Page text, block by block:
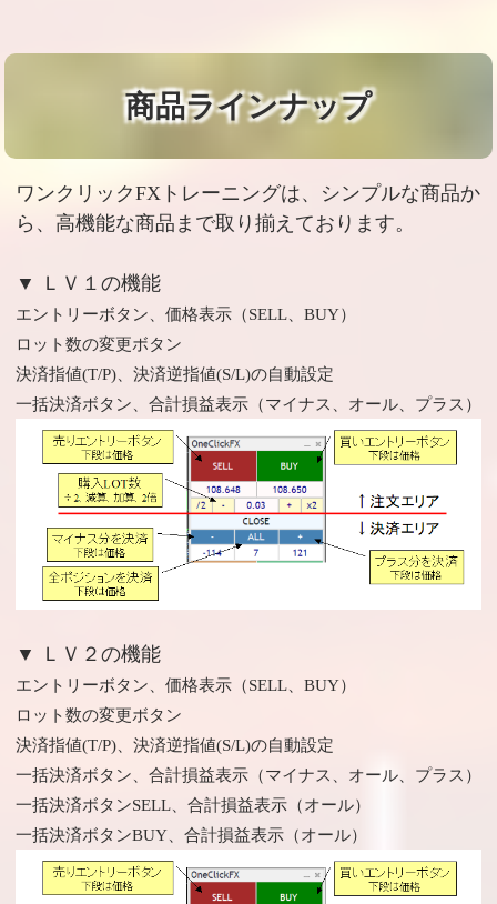
商品ラインナップ
ワンクリックFXトレーニングは、シンプルな商品か
ら、高機能な商品まで取り揃えております。
▼ ＬＶ１の機能
エントリーボタン、価格表示（SELL、BUY）
ロット数の変更ボタン
決済指値(T/P)、決済逆指値(S/L)の自動設定
一括決済ボタン、合計損益表示（マイナス、オール、プラス）
▼ ＬＶ２の機能
エントリーボタン、価格表示（SELL、BUY）
ロット数の変更ボタン
決済指値(T/P)、決済逆指値(S/L)の自動設定
一括決済ボタン、合計損益表示（マイナス、オール、プラス）
一括決済ボタンSELL、合計損益表示（オール）
一括決済ボタンBUY、合計損益表示（オール）